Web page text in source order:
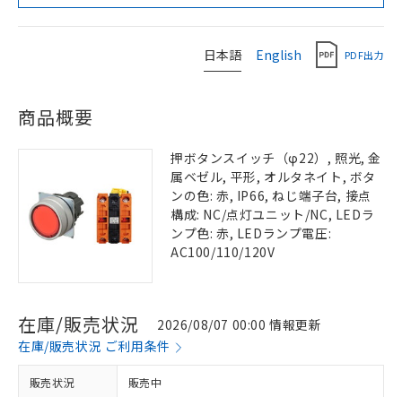
日本語 English PDF出力
商品概要
押ボタンスイッチ（φ22）, 照光, 金
属ベゼル, 平形, オルタネイト, ボタ
ンの色: 赤, IP66, ねじ端子台, 接点
構成: NC/点灯ユニット/NC, LEDラ
ンプ色: 赤, LEDランプ電圧:
AC100/110/120V
在庫/販売状況
2026/08/07 00:00 情報更新
在庫/販売状況 ご利用条件
販売状況 販売中